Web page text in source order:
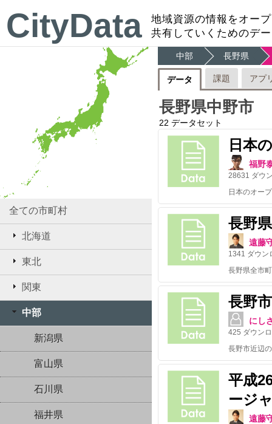
CityData
地域資源の情報をオー
共有していくためのデ
全ての市町村
北海道
東北
関東
中部
新潟県
富山県
石川県
福井県
中部 長野県
データ 課題 アプ
長野県中野市
22 データセット
日本
福野
28631 ダウ
長野
遠藤
1341 ダウン
長野
にし
425 ダウン
長野市近辺
平成
ージ
遠藤